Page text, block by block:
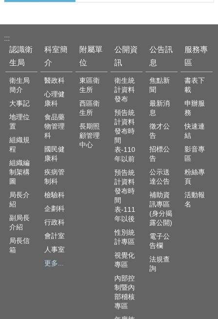
網
站
導
覽
局
長
信
箱
粉
絲
專
頁
資
安
全
政
策
:::
認識衛
生局
衛生局
簡介
大事記
地理位
置
組織規
程
組織編
制架構
圖
局長介
紹
副局長
介紹
局長信
箱
科室簡
介
醫政科
心理健
康科
食品藥
物管理
科
國民健
康科
疾病管
制科
檢驗科
企劃科
行政科
會計室
人事室
更多...
附屬單
位
東區衛
生所
西區衛
生所
長期照
顧管理
中心
公開資
訊
衛生統
計資料
發布
預告統
計資料
發布時
間
表-110
年以前
預告統
計資料
發布時
間
表-111
年以後
性別統
計專區
視覺化
專區
內部控
制暨內
部稽核
專區
公告訊
息
焦點新
聞
最新消
息
徵才公
告
招標公
告
公示送
達公告
補助資
訊專區
(身分揭
露公開)
電子公
告欄
法規查
詢
服務專
區
書表下
載
申辦服
務
快速連
結
影音專
區
粉絲專
頁
活動報
名